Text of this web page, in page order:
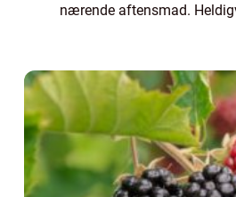
nærende aftensmad.